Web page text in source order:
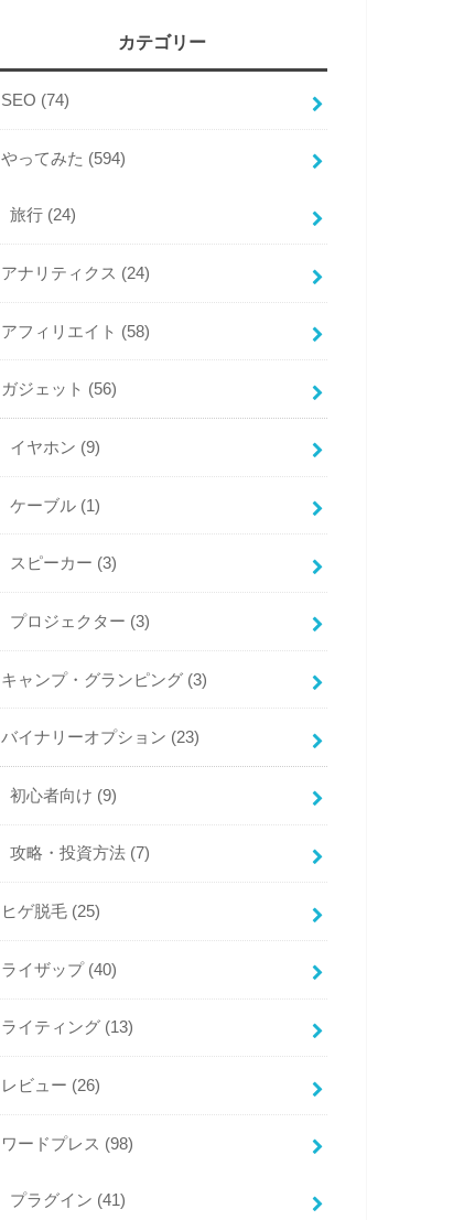
カテゴリー
SEO (74)
やってみた (594)
旅行 (24)
アナリティクス (24)
アフィリエイト (58)
ガジェット (56)
イヤホン (9)
ケーブル (1)
スピーカー (3)
プロジェクター (3)
キャンプ・グランピング (3)
バイナリーオプション (23)
初心者向け (9)
攻略・投資方法 (7)
ヒゲ脱毛 (25)
ライザップ (40)
ライティング (13)
レビュー (26)
ワードプレス (98)
プラグイン (41)